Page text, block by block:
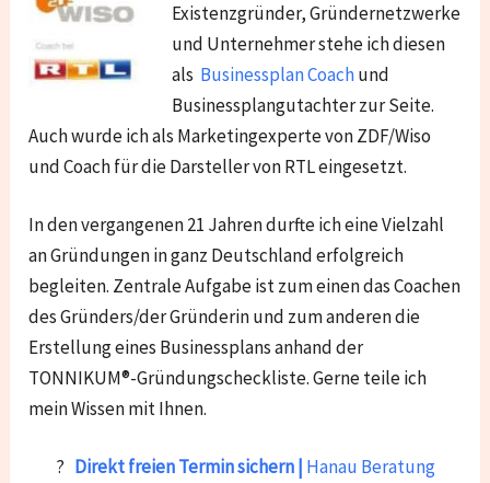
Existenzgründer, Gründernetzwerke
und Unternehmer stehe ich diesen
als Businessplan Coachund
Businessplangutachter zur Seite.
Auch wurde ich als Marketingexperte von ZDF/Wiso
und Coach für die Darsteller von RTL eingesetzt.
In den vergangenen 21 Jahren durfte ich eine Vielzahl
an Gründungen in ganz Deutschland erfolgreich
begleiten. Zentrale Aufgabe ist zum einen das Coachen
des Gründers/der Gründerin und zum anderen die
Erstellung eines Businessplans anhand der
TONNIKUM®-Gründungscheckliste. Gerne teile ich
mein Wissen mit Ihnen.
? Direkt freien Termin sichern | Hanau Beratung